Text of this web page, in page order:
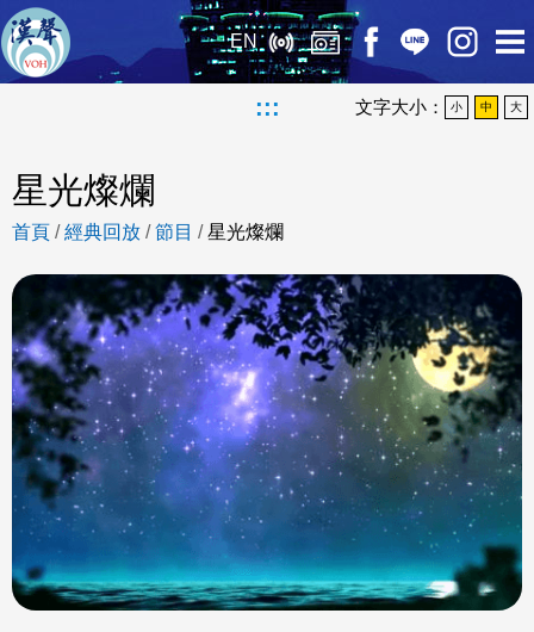
EN
::: 文字大小： 小 中 大
星光燦爛
首頁 /經典回放 /節目 /星光燦爛